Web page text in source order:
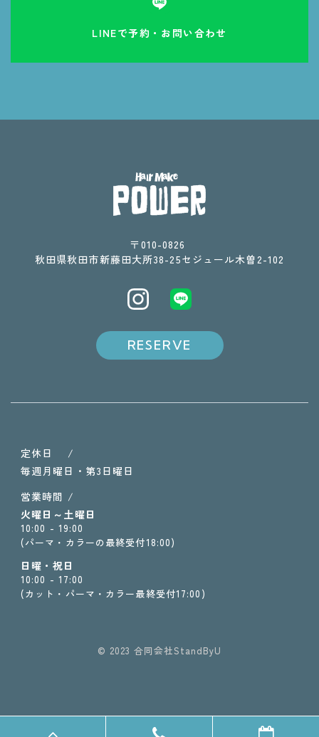
LINEで予約・お問い合わせ
〒010-0826 ​​​​​​​
​​​​​​​秋田県秋田市新藤田大所38-25セジュール木曽2-102
RESERVE
定休日 /
毎週月曜日・第3日曜日
営業時間 /
火曜日～土曜日
10:00 - 19:00
(パーマ・カラーの最終受付18:00)
日曜・祝日
10:00 - 17:00
(カット・パーマ・カラー最終受付17:00)
© 2023 合同会社StandByU